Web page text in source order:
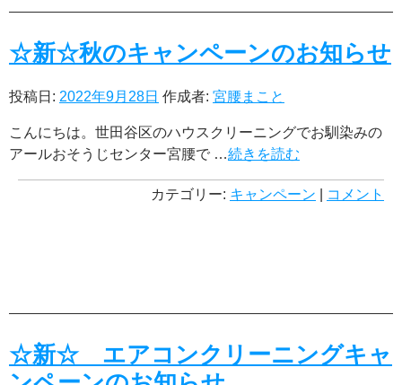
☆新☆秋のキャンペーンのお知らせ
投稿日: 2022年9月28日 作成者: 宮腰まこと
こんにちは。世田谷区のハウスクリーニングでお馴染みの
アールおそうじセンター宮腰で …続きを読む
カテゴリー: キャンペーン コメント
☆新☆ エアコンクリーニングキャ